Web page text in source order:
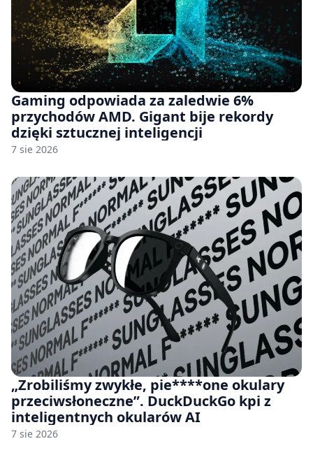
Gaming odpowiada za zaledwie 6%
przychodów AMD. Gigant bije rekordy
dzięki sztucznej inteligencji
7 sie 2026
„Zrobiliśmy zwykłe, pie****one okulary
przeciwsłoneczne”. DuckDuckGo kpi z
inteligentnych okularów AI
7 sie 2026